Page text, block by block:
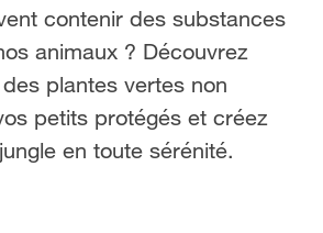
contenir des substances
animaux ? Découvrez
plantes vertes non
petits protégés et créez
en toute sérénité.